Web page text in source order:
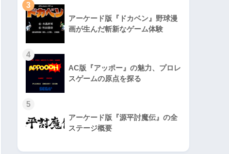
3
アーケード版『ドカベン』野球漫
画が生んだ斬新なゲーム体験
4
AC版『アッポー』の魅力、プロレ
スゲームの原点を探る
5
アーケード版『源平討魔伝』の全
ステージ概要